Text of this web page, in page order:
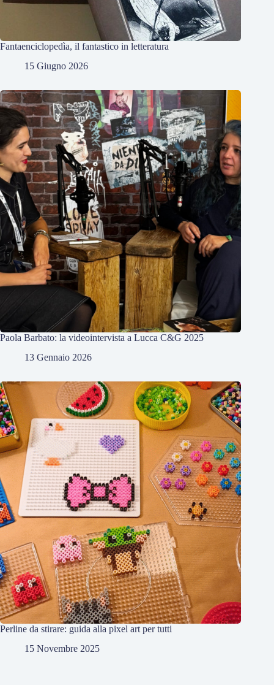
Fantaenciclopedìa, il fantastico in letteratura
15 Giugno 2026
Paola Barbato: la videointervista a Lucca C&G 2025
13 Gennaio 2026
Perline da stirare: guida alla pixel art per tutti
15 Novembre 2025